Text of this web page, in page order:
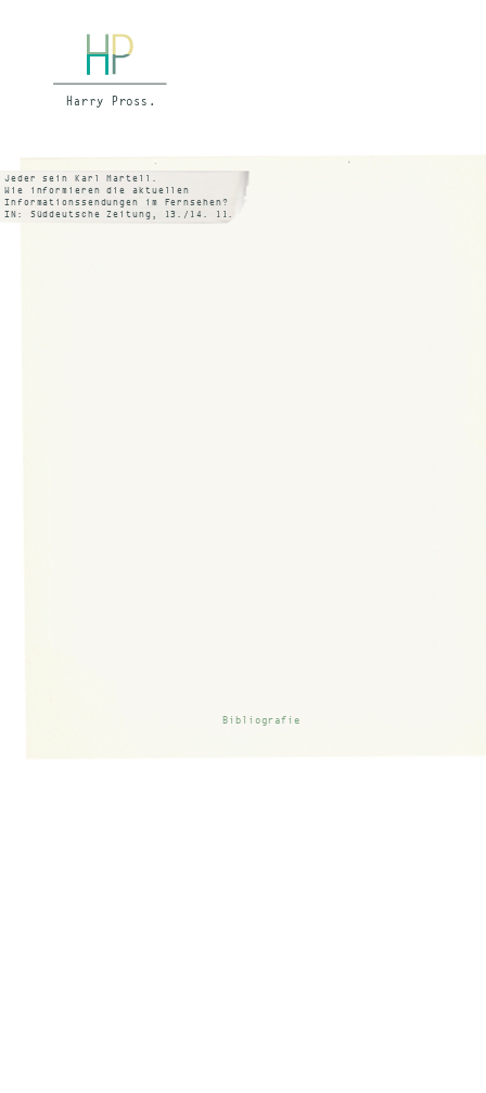
Jeder sein Karl Martell.
Wie informieren die aktuellen
Informationssendungen im Fernsehen?
IN: Süddeutsche Zeitung, 13./14. 11.
Bibliografie